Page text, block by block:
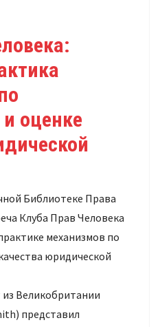
оценке
Библиотеке Права
Клуба Прав Человека
механизмов по
юридической
Великобритании
представил